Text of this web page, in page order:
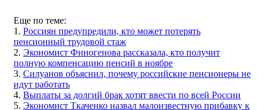
Еще по теме:
1. Россиян предупредили, кто может потерять
пенсионный трудовой стаж
2. Экономист Финогенова рассказала, кто получит
полную компенсацию пенсий в ноябре
3. Силуанов объяснил, почему российские пенсионеры не
идут работать
4. Выплаты за долгий брак хотят ввести по всей России
5. Экономист Ткаченко назвал малоизвестную прибавку к